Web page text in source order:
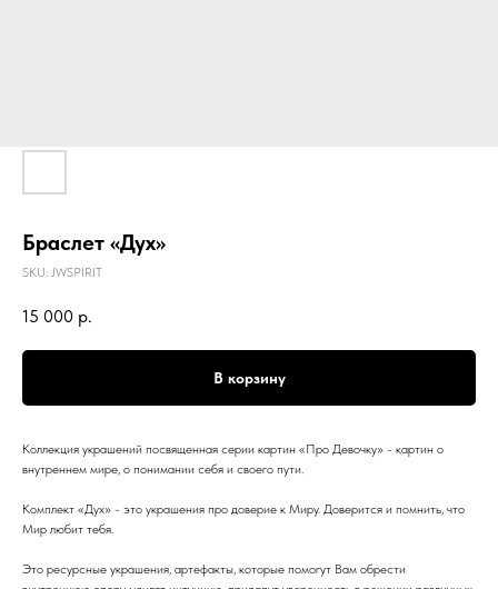
Браслет «Дух»
SKU: JWSPIRIT
15 000 р.
В корзину
Коллекция украшений посвященная серии картин «Про Девочку» - картин о
внутреннем мире, о понимании себя и своего пути.
Комплект «Дух» - это украшения про доверие к Миру. Доверится и помнить, что
Мир любит тебя.
Это ресурсные украшения, артефакты, которые помогут Вам обрести